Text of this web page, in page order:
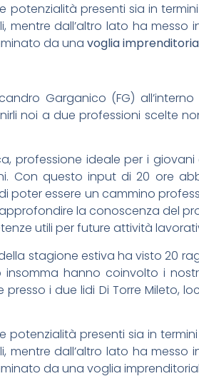
potenzialità presenti sia in
dall’altro lato ha messo
da una voglia
Garganico (FG)
noi a due professioni scelte
professione ideale per i
Con questo input di 20 ore
poter essere un cammino
la conoscenza del
utili per future attività
stagione estiva ha visto 20
insomma hanno coinvolto i
i due lidi Di Torre Mileto,
potenzialità presenti sia in
dall’altro lato ha messo
da una voglia